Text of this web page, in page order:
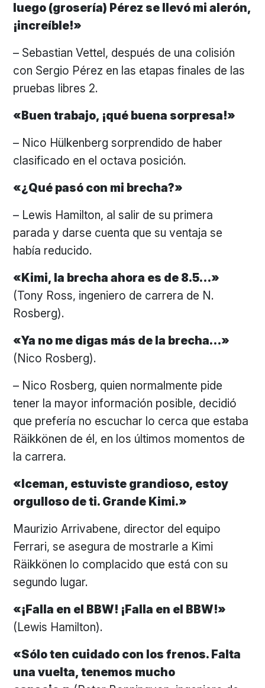
luego (grosería) Pérez se llevó mi alerón,
¡increíble!»
– Sebastian Vettel, después de una colisión
con Sergio Pérez en las etapas finales de las
pruebas libres 2.
«Buen trabajo, ¡qué buena sorpresa!»
– Nico Hülkenberg sorprendido de haber
clasificado en el octava posición.
«¿Qué pasó con mi brecha?»
– Lewis Hamilton, al salir de su primera
parada y darse cuenta que su ventaja se
había reducido.
«Kimi, la brecha ahora es de 8.5…»
(Tony Ross, ingeniero de carrera de N.
Rosberg).
«Ya no me digas más de la brecha…»
(Nico Rosberg).
– Nico Rosberg, quien normalmente pide
tener la mayor información posible, decidió
que prefería no escuchar lo cerca que estaba
Räikkönen de él, en los últimos momentos de
la carrera.
«Iceman, estuviste grandioso, estoy
orgulloso de ti. Grande Kimi.»
Maurizio Arrivabene, director del equipo
Ferrari, se asegura de mostrarle a Kimi
Räikkönen lo complacido que está con su
segundo lugar.
«¡Falla en el BBW! ¡Falla en el BBW!»
(Lewis Hamilton).
«Sólo ten cuidado con los frenos. Falta
una vuelta, tenemos mucho